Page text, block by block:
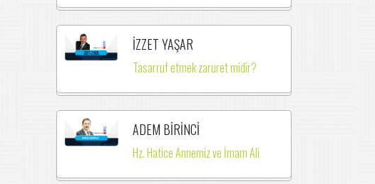
İZZET YAŞAR
Tasarruf etmek zaruret midir?
ADEM BİRİNCİ
Hz. Hatice Annemiz ve İmam Ali